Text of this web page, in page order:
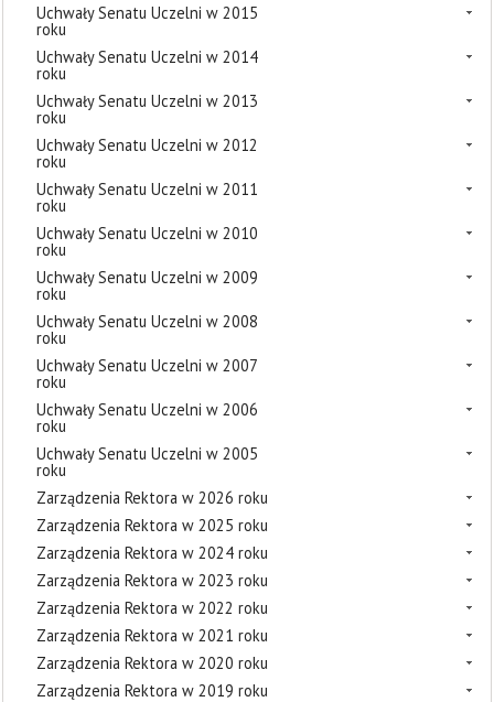
Uchwały Senatu Uczelni w 2015
roku
Uchwały Senatu Uczelni w 2014
roku
Uchwały Senatu Uczelni w 2013
roku
Uchwały Senatu Uczelni w 2012
roku
Uchwały Senatu Uczelni w 2011
roku
Uchwały Senatu Uczelni w 2010
roku
Uchwały Senatu Uczelni w 2009
roku
Uchwały Senatu Uczelni w 2008
roku
Uchwały Senatu Uczelni w 2007
roku
Uchwały Senatu Uczelni w 2006
roku
Uchwały Senatu Uczelni w 2005
roku
Zarządzenia Rektora w 2026 roku
Zarządzenia Rektora w 2025 roku
Zarządzenia Rektora w 2024 roku
Zarządzenia Rektora w 2023 roku
Zarządzenia Rektora w 2022 roku
Zarządzenia Rektora w 2021 roku
Zarządzenia Rektora w 2020 roku
Zarządzenia Rektora w 2019 roku